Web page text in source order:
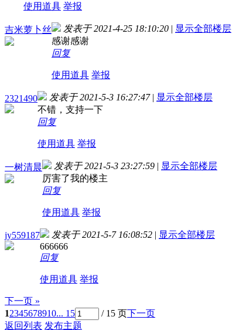
使用道具 举报
吉米萝卜丝 发表于 2021-4-25 18:10:20 | 显示全部楼层
感谢感谢
回复
使用道具 举报
2321490 发表于 2021-5-3 16:27:47 | 显示全部楼层
不错，支持一下
回复
使用道具 举报
一树清晨 发表于 2021-5-3 23:27:59 | 显示全部楼层
厉害了我的楼主
回复
使用道具 举报
jy559187 发表于 2021-5-7 16:08:52 | 显示全部楼层
666666
回复
使用道具 举报
下一页 »
12345678910... 15 / 15 页下一页
返回列表 发布主题